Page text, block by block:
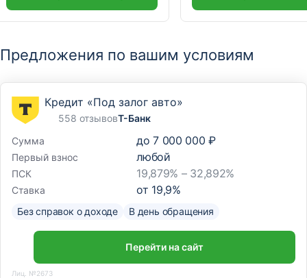
Предложения по вашим условиям
Кредит «Под залог авто»
558 отзывовТ-Банк
Сумма
до 7 000 000 ₽
Первый взнос любой
ПСК 19,879% – 32,892%
Ставка от 19,9%
Без справок о доходе В день обращения
Перейти на сайт
Лиц. №2673